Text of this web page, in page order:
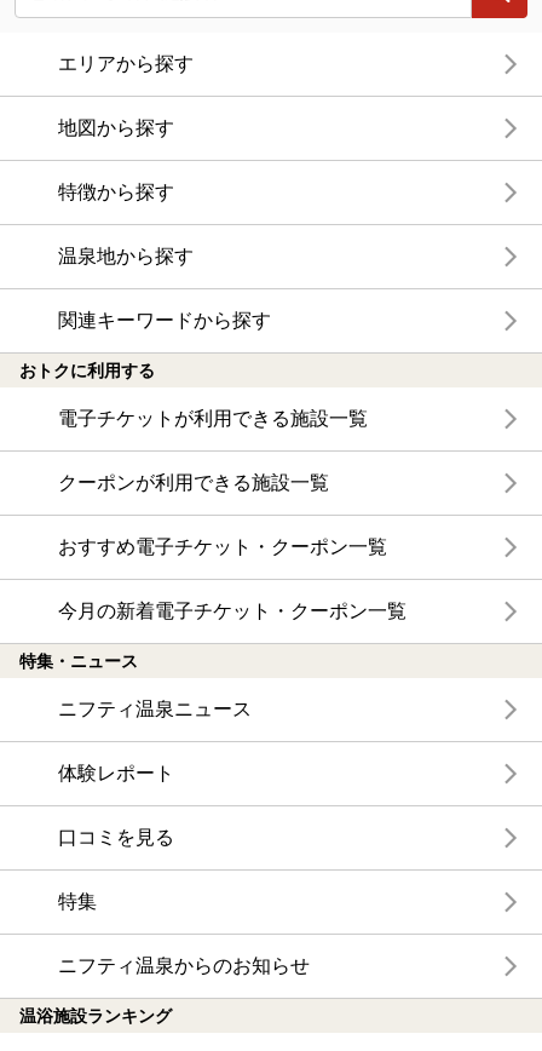
エリアから探す
地図から探す
特徴から探す
温泉地から探す
関連キーワードから探す
おトクに利用する
電子チケットが利用できる施設一覧
クーポンが利用できる施設一覧
おすすめ電子チケット・クーポン一覧
今月の新着電子チケット・クーポン一覧
特集・ニュース
ニフティ温泉ニュース
体験レポート
口コミを見る
特集
ニフティ温泉からのお知らせ
温浴施設ランキング